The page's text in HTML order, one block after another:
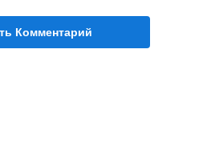
Комментарий